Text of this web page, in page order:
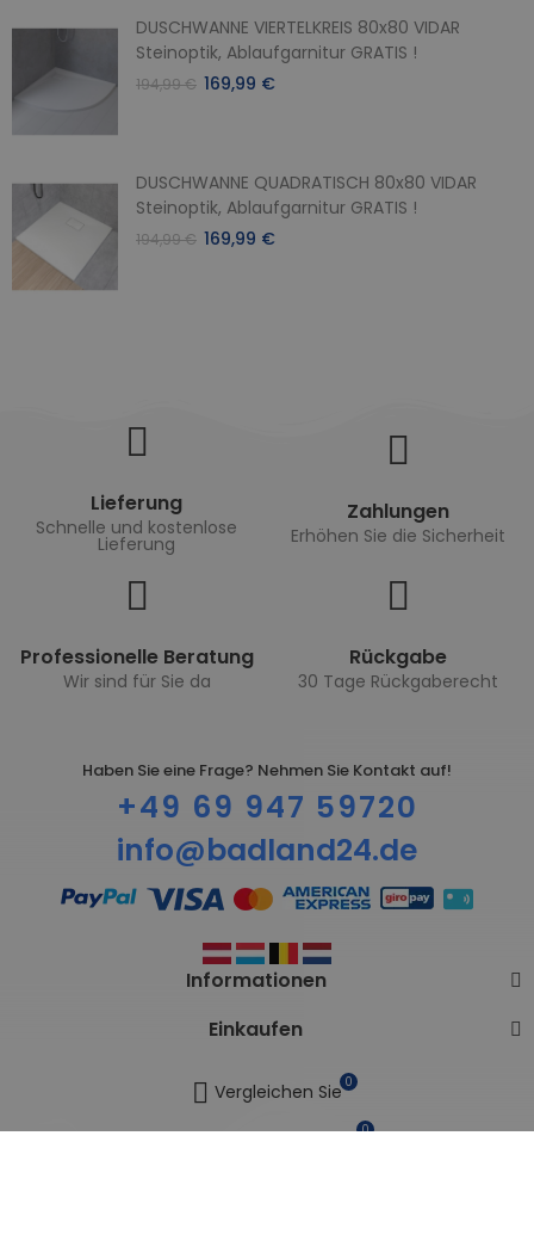
DUSCHWANNE VIERTELKREIS 80x80 VIDAR
Steinoptik, Ablaufgarnitur GRATIS !
194,99 € 169,99 €
DUSCHWANNE QUADRATISCH 80x80 VIDAR
Steinoptik, Ablaufgarnitur GRATIS !
194,99 € 169,99 €
Lieferung
Schnelle und kostenlose
Lieferung
Zahlungen
Erhöhen Sie die Sicherheit
Professionelle Beratung
Wir sind für Sie da
Rückgabe
30 Tage Rückgaberecht
Haben Sie eine Frage? Nehmen Sie Kontakt auf!
+49 69 947 59720
info@badland24.de
Informationen
Einkaufen
Vergleichen Sie 0
0